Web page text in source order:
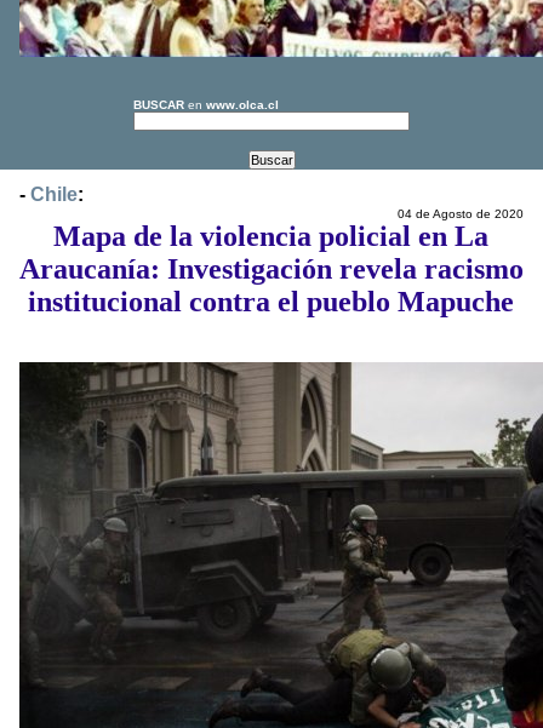
BUSCAR en www.olca.cl
- Chile:
04 de Agosto de 2020
Mapa de la violencia policial en La
Araucanía: Investigación revela racismo
institucional contra el pueblo Mapuche